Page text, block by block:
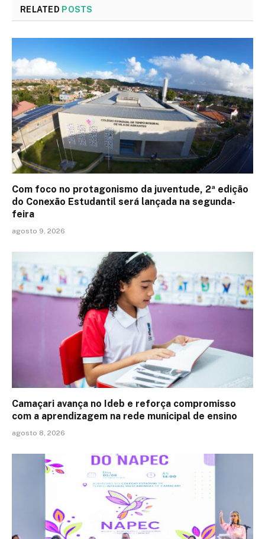
RELATED POSTS
Com foco no protagonismo da juventude, 2ª edição
do Conexão Estudantil será lançada na segunda-
feira
agosto 9, 2026
Camaçari avança no Ideb e reforça compromisso
com a aprendizagem na rede municipal de ensino
agosto 8, 2026